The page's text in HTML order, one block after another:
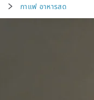
กาแฟ อาหารสด